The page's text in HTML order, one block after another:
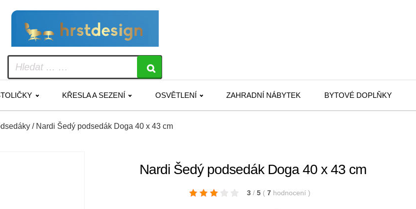
KŘESLA A SEZENÍ OSVĚTLENÍ ZAHRADNÍ NÁBYTEK BYTOVÉ DOPLŇKY
/ Nardi Šedý podsedák Doga 40 x 43 cm
Nardi Šedý podsedák Doga 40 x 43 cm
3 / 5 ( 7 hodnocení )